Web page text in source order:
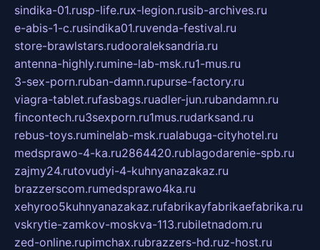
sindika-01.rusp-life.rux-legion.rusib-archives.ru
e-abis-1-c.rusindika01.ruvenda-festival.ru
store-brawlstars.rudooraleksandria.ru
antenna-highly.rumine-lab-msk.ru1-mus.ru
3-sex-porn.ruban-damn.rupurse-factory.ru
viagra-tablet.rufasbags.ruadler-jun.rubandamn.ru
fincontech.ru3sexporn.ru1mus.rudarksand.ru
rebus-toys.ruminelab-msk.rualabuga-cityhotel.ru
medsprawo-4-ka.ru2864420.rublagodarenie-spb.ru
zajmy24.rutovudyi-4-kuhnyanazakaz.ru
brazzerscom.rumedsprawo4ka.ru
xehyroo5kuhnyanazakaz.rufabrikayfabrikaefabrika.ru
vskrytie-zamkov-moskva-113.rubiletnadom.ru
zed-online.rupimchax.rubrazzers-hd.ruz-host.ru